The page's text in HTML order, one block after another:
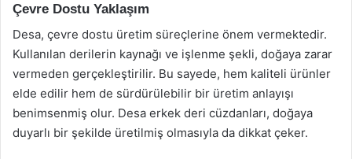
Çevre Dostu Yaklaşım
Desa, çevre dostu üretim süreçlerine önem vermektedir.
Kullanılan derilerin kaynağı ve işlenme şekli, doğaya zarar
vermeden gerçekleştirilir. Bu sayede, hem kaliteli ürünler
elde edilir hem de sürdürülebilir bir üretim anlayışı
benimsenmiş olur. Desa erkek deri cüzdanları, doğaya
duyarlı bir şekilde üretilmiş olmasıyla da dikkat çeker.